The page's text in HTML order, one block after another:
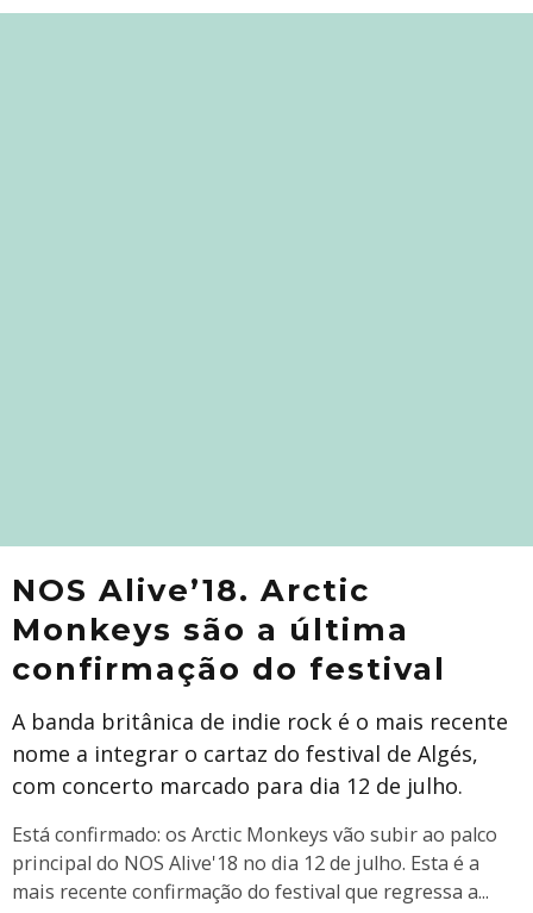
NOS Alive’18. Arctic
Monkeys são a última
confirmação do festival
A banda britânica de indie rock é o mais recente
nome a integrar o cartaz do festival de Algés,
com concerto marcado para dia 12 de julho.
Está confirmado: os Arctic Monkeys vão subir ao palco
principal do NOS Alive'18 no dia 12 de julho. Esta é a
mais recente confirmação do festival que regressa a...